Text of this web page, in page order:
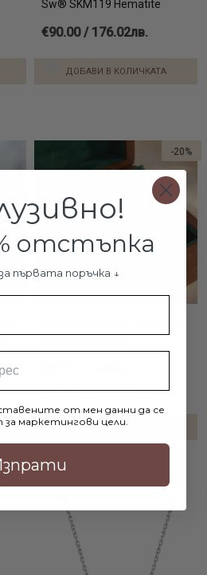
Sw® SKM119 Hematite
€90.00 / 176.02лв.
ДОБАВИ В КОЛИЧКАТА
€60.00 / 117.35лв.
ДОБАВИ В КОЛИЧКАТА
-20%
отстъпка
първата поръчка ↓
от мен данни да се
маркетингови цели.